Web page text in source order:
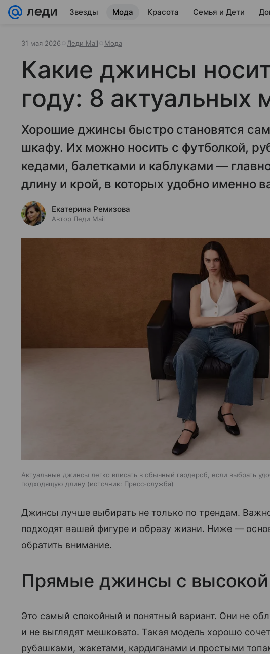
Звезды Мода Красота Семья и Дети
31 мая 2026 Леди Mail Мода
Какие джинсы
году: 8 актуальных
Хорошие джинсы быстро становятся
шкафу. Их можно носить с футболкой,
кедами, балетками и каблуками —
длину и крой, в которых удобно именно
Екатерина Ремизова
Автор Леди Mail
Актуальные джинсы легко вписать в обычный гардероб, если выбрать
подходящую длину
источник: Пресс-служба
Джинсы лучше выбирать не только по трендам.
подходят вашей фигуре и образу жизни. Ниже —
обратить внимание.
Прямые джинсы с высокой
Это самый спокойный и понятный вариант. Они не
и не выглядят мешковато. Такая модель хорошо
рубашками, жакетами, кардиганами и простыми